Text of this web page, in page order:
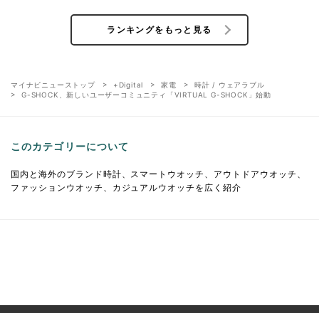
ランキングをもっと見る
マイナビニューストップ +Digital 家電
時計 / ウェアラブル
G-SHOCK、新しいユーザーコミュニティ「VIRTUAL G-SHOCK」始動
このカテゴリーについて
国内と海外のブランド時計、スマートウオッチ、アウトドアウオッチ、
ファッションウオッチ、カジュアルウオッチを広く紹介